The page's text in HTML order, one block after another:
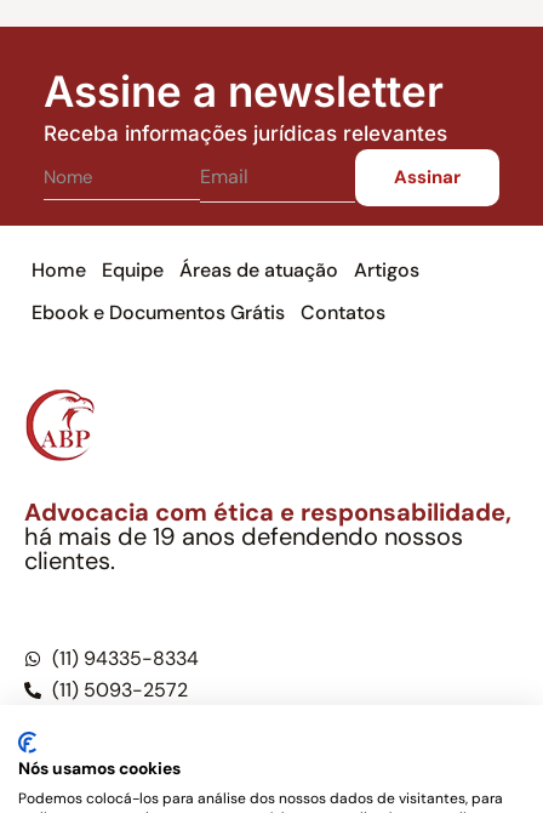
Assine a newsletter
Receba informações jurídicas relevantes
Home Equipe Áreas de atuação
Artigos
Ebook e Documentos Grátis
Contatos
Advocacia com ética e responsabilidade,
há mais de 19 anos defendendo nossos
clientes.
(11) 94335-8334
(11) 5093-2572
Nós usamos cookies
Podemos colocá-los para análise dos nossos dados de visitantes, para